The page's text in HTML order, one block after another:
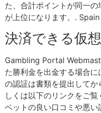
た、合計ポイントが同一
が上位になります。.
決済できる仮
Gambling Portal
た勝利金を出金する場合
の認証は書類を提出して
しくは以下のリンクをご
ベットの良い口コミや悪